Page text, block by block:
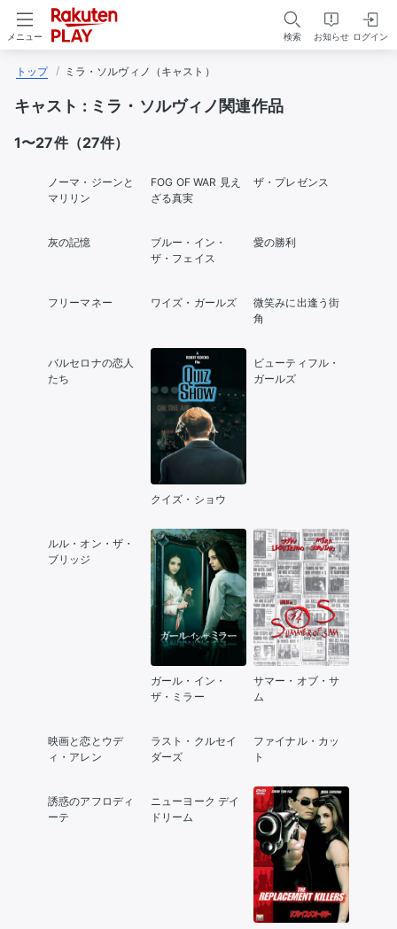
メニュー 検索 お知らせ ログイン
トップ ミラ・ソルヴィノ（キャスト）
キャスト : ミラ・ソルヴィノ関連作品
1〜27件（27件）
ノーマ・ジーンと
マリリン
FOG OF WAR 見え
ざる真実
ザ・プレゼンス
灰の記憶
ブルー・イン・
ザ・フェイス
愛の勝利
フリーマネー ワイズ・ガールズ
微笑みに出逢う街
角
バルセロナの恋人
たち
クイズ・ショウ
ビューティフル・
ガールズ
ルル・オン・ザ・
ブリッジ
ガール・イン・
ザ・ミラー
サマー・オブ・サ
ム
映画と恋とウデ
ィ・アレン
ラスト・クルセイ
ダーズ
ファイナル・カッ
ト
誘惑のアフロディ
ーテ
ニューヨーク デイ
ドリーム